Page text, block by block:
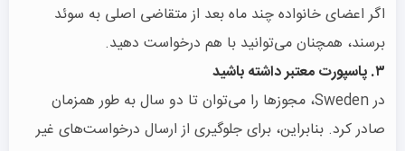
اگر اعضای خانواده چند ماه بعد از متقاضی اصلی به سوئد
برسند، همچنان می‌توانید با هم درخواست دهید.
۳. پاسپورت معتبر داشته باشید
در Sweden، مجوزها را می‌توان تا دو سال به طور همزمان
صادر کرد. بنابراین، برای جلوگیری از ارسال درخواست‌های غیر